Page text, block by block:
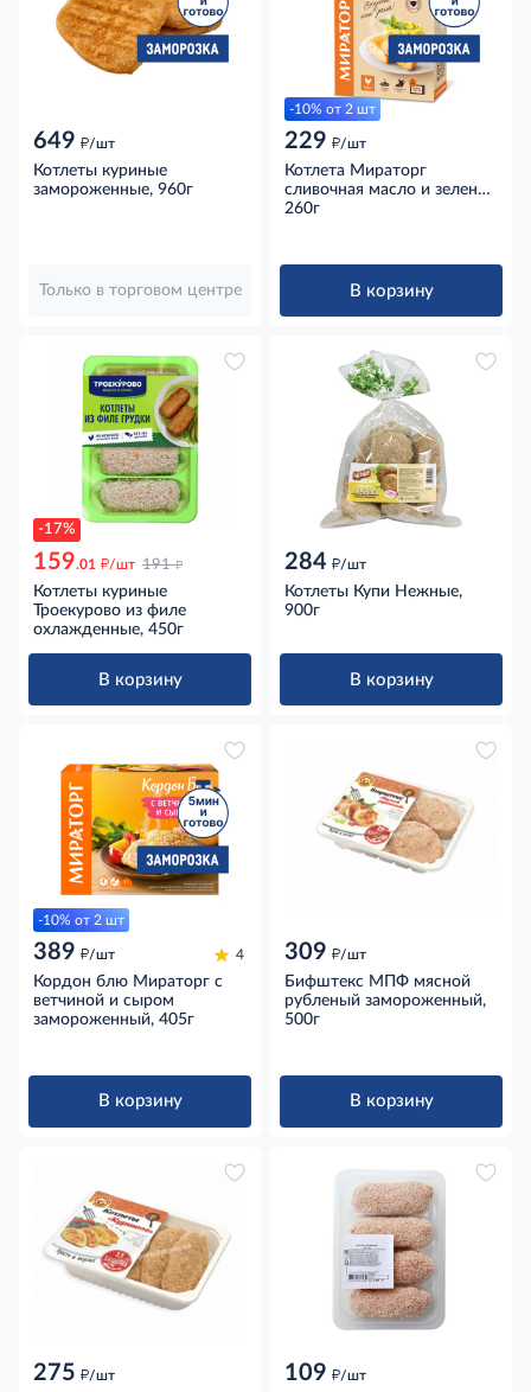
649 д/шт
Котлеты куриные
замороженные, 960г
Только в торговом центре
-10% от 2 шт
229 д/шт
Котлета Мираторг
сливочная масло и зелень
с картофельным пюре
260г
В корзину
-17%
159.01 д/шт 191 д
Котлеты куриные
Троекурово из филе
охлажденные, 450г
В корзину
284 д/шт
Котлеты Купи Нежные,
900г
В корзину
-10% от 2 шт
389 д/шт 4
Кордон блю Мираторг с
ветчиной и сыром
замороженный, 405г
В корзину
309 д/шт
Бифштекс МПФ мясной
рубленый замороженный,
500г
В корзину
275 д/шт 109 д/шт